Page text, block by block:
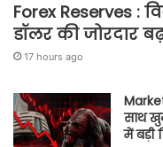
Forex Reserves :
डॉलर की जोरदार
17 hours ago
साथ
में बड़ी